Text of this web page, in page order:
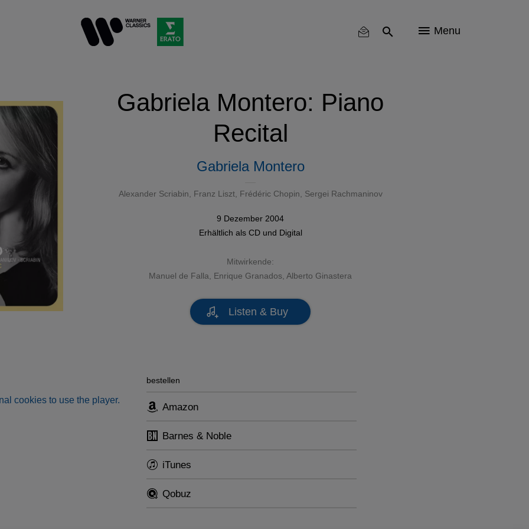
Menu
Gabriela Montero: Piano
Recital
Gabriela Montero
Alexander Scriabin Franz Liszt, Frédéric Chopin Sergei Rachmaninov
9 Dezember 2004
Erhältlich als CDund Digital
Mitwirkende:
Manuel de Falla
Enrique Granados Alberto Ginastera
Listen & Buy
cookies to use the player.
bestellen
Amazon
Barnes & Noble
iTunes
Qobuz